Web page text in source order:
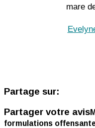
mare
Partage sur:
Partager votre avis
formulations